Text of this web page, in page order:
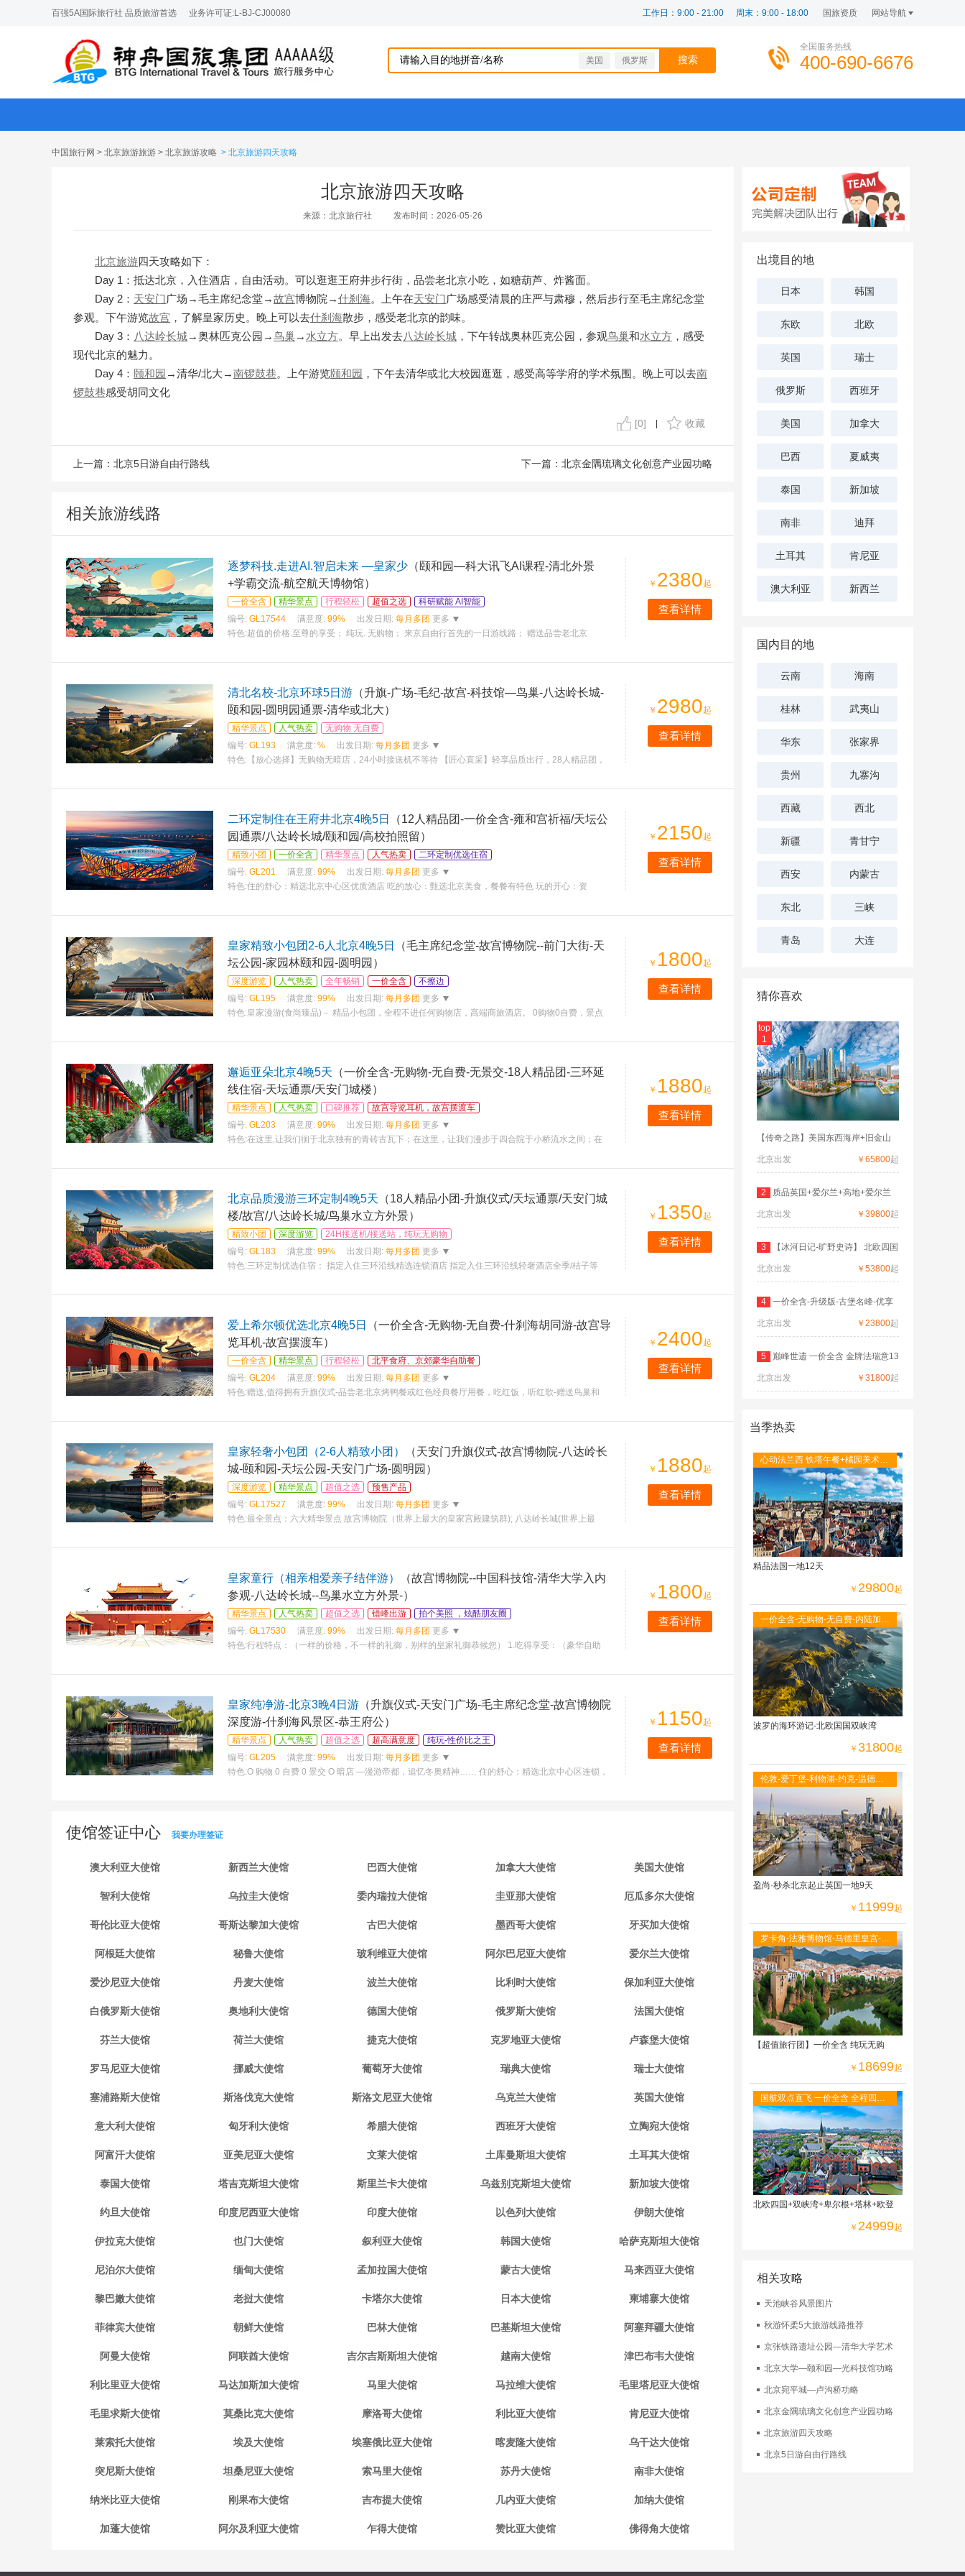
百强5A国际旅行社 品质旅游首选 业务许可证:L-BJ-CJ00080 网站导航
国旅资质
工作日：9:00 - 21:00 周末：9:00 - 18:00
美国 俄罗斯
全国服务热线
400-690-6676
中国旅行网 > 北京旅游旅游 > 北京旅游攻略 > 北京旅游四天攻略
北京旅游四天攻略
来源：北京旅行社 发布时间：2026-05-26
北京旅游四天攻略如下：
Day 1：抵达北京，入住酒店，自由活动。可以逛逛王府井步行街，品尝老北京小吃，如糖葫芦、炸酱面。
Day 2： 天安门广场→毛主席纪念堂→故宫博物院→什刹海。上午在天安门广场感受清晨的庄严与肃穆，然后步行至毛主席纪念堂
参观。下午游览故宫 ，了解皇家历史。晚上可以去什刹海散步，感受老北京的韵味。
Day 3： 八达岭长城→奥林匹克公园→鸟巢→ 水立方。早上出发去八达岭长城 ，下午转战奥林匹克公园，参观鸟巢和水立方 ，感受
现代北京的魅力。
Day 4： 颐和园 →清华/北大→南锣鼓巷。上午游览颐和园 ，下午去清华或北大校园逛逛，感受高等学府的学术氛围。晚上可以去南
锣鼓巷感受胡同文化
[0] 收藏
上一篇： 北京5日游自由行路线 下一篇： 北京金隅琉璃文化创意产业园功略
相关旅游线路
逐梦科技.走进AI.智启未来 —皇家少 （颐和园—科大讯飞AI课程-清北外景
+学霸交流-航空航天博物馆）
一价全含 精华景点 行程轻松 超值之选
科研赋能 AI智能
编号: GL17544 满意度: 99% 出发日期: 每月多团 更多
特色:超值的价格.至尊的享受； 纯玩. 无购物； 来京自由行首先的一日游线路； 赠送品尝老北京
￥ 2380起
查看详情
清北名校-北京环球5日游 （升旗-广场-毛纪-故宫-科技馆—鸟巢-八达岭长城-
颐和园-圆明园通票-清华或北大）
精华景点 人气热卖
无购物 无自费
编号: GL193 满意度: % 出发日期: 每月多团 更多
特色: 【放心选择】无购物无暗店，24小时接送机不等待 【匠心直采】轻享品质出行，28人精品团，
￥ 2980起
查看详情
二环定制住在王府井北京4晚5日
（12人精品团-一价全含-雍和宫祈福/天坛公
园通票/八达岭长城/颐和园/高校拍照留）
精致小团 一价全含 精华景点 人气热卖
二环定制优选住宿
编号: GL201 满意度: 99% 出发日期: 每月多团 更多
特色:住的舒心：精选北京中心区优质酒店 吃的放心：甄选北京美食，餐餐有特色 玩的开心：资
￥ 2150起
查看详情
皇家精致小包团2-6人北京4晚5日
（毛主席纪念堂-故宫博物院--前门大街-天
坛公园-家园林颐和园-圆明园）
深度游览 人气热卖 全年畅销 一价全含
不擦边
编号: GL195 满意度: 99% 出发日期: 每月多团 更多
特色:皇家漫游(食尚臻品)－ 精品小包团，全程不进任何购物店，高端商旅酒店。 0购物0自费，景点
￥ 1800起
查看详情
邂逅亚朵北京4晚5天 （一价全含-无购物-无自费-无景交-18人精品团-三环延
线住宿-天坛通票/天安门城楼）
精华景点 人气热卖 口碑推荐
故宫导览耳机，故宫摆渡车
编号: GL203 满意度: 99% 出发日期: 每月多团 更多
特色:在这里,让我们徊于北京独有的青砖古瓦下；在这里，让我们漫步于四合院于小桥流水之间；在
￥ 1880起
查看详情
北京品质漫游三环定制4晚5天 （18人精品小团-升旗仪式/天坛通票/天安门城
楼/故宫/八达岭长城/鸟巢水立方外景）
精致小团 深度游览
24H接送机/接送站，纯玩无购物
编号: GL183 满意度: 99% 出发日期: 每月多团 更多
特色:三环定制优选住宿： 指定入住三环沿线精选连锁酒店 指定入住三环沿线轻奢酒店全季/桔子等
￥ 1350起
查看详情
爱上希尔顿优选北京4晚5日
（一价全含-无购物-无自费-什刹海胡同游-故宫导
览耳机-故宫摆渡车）
一价全含 精华景点 行程轻松
北平食府、京郊豪华自助餐
编号: GL204 满意度: 99% 出发日期: 每月多团 更多
特色:赠送,值得拥有升旗仪式-品尝老北京烤鸭餐或红色经典餐厅用餐，吃红饭，听红歌-赠送鸟巢和
￥ 2400起
查看详情
皇家轻奢小包团（2-6人精致小团）
（天安门升旗仪式-故宫博物院-八达岭长
城-颐和园-天坛公园-天安门广场-圆明园）
深度游览 精华景点 超值之选
预售产品
编号: GL17527 满意度: 99% 出发日期: 每月多团 更多
特色:最全景点：六大精华景点 故宫博物院（世界上最大的皇家宫殿建筑群); 八达岭长城(世界上最
￥ 1880起
查看详情
皇家童行（相亲相爱亲子结伴游）
（故宫博物院--中国科技馆-清华大学入内
参观-八达岭长城--鸟巢水立方外景-）
精华景点 人气热卖 超值之选 错峰出游
拍个美照 ，炫酷朋友圈
编号: GL17530 满意度: 99% 出发日期: 每月多团 更多
特色:行程特点：（一样的价格，不一样的礼御，别样的皇家礼御恭候您） 1.吃得享受：（豪华自助
￥ 1800起
查看详情
皇家纯净游-北京3晚4日游 （升旗仪式-天安门广场-毛主席纪念堂-故宫博物院
深度游-什刹海风景区-恭王府公）
精华景点 人气热卖 超值之选 超高满意度
纯玩-性价比之王
编号: GL205 满意度: 99% 出发日期: 每月多团 更多
特色:O 购物 0 自费 0 景交 O 暗店 —漫游帝都，追忆冬奥精神…… 住的舒心：精选北京中心区连锁，
￥ 1150起
查看详情
使馆签证中心 我要办理签证
澳大利亚大使馆 新西兰大使馆 巴西大使馆 加拿大大使馆 美国大使馆
智利大使馆 乌拉圭大使馆 委内瑞拉大使馆 圭亚那大使馆 厄瓜多尔大使馆
哥伦比亚大使馆 哥斯达黎加大使馆 古巴大使馆 墨西哥大使馆 牙买加大使馆
阿根廷大使馆 秘鲁大使馆 玻利维亚大使馆 阿尔巴尼亚大使馆 爱尔兰大使馆
爱沙尼亚大使馆 丹麦大使馆 波兰大使馆 比利时大使馆 保加利亚大使馆
白俄罗斯大使馆 奥地利大使馆 德国大使馆 俄罗斯大使馆 法国大使馆
芬兰大使馆 荷兰大使馆 捷克大使馆 克罗地亚大使馆 卢森堡大使馆
罗马尼亚大使馆 挪威大使馆 葡萄牙大使馆 瑞典大使馆 瑞士大使馆
塞浦路斯大使馆 斯洛伐克大使馆 斯洛文尼亚大使馆 乌克兰大使馆 英国大使馆
意大利大使馆 匈牙利大使馆 希腊大使馆 西班牙大使馆 立陶宛大使馆
阿富汗大使馆 亚美尼亚大使馆 文莱大使馆 土库曼斯坦大使馆 土耳其大使馆
泰国大使馆 塔吉克斯坦大使馆 斯里兰卡大使馆 乌兹别克斯坦大使馆 新加坡大使馆
约旦大使馆 印度尼西亚大使馆 印度大使馆 以色列大使馆 伊朗大使馆
伊拉克大使馆 也门大使馆 叙利亚大使馆 韩国大使馆 哈萨克斯坦大使馆
尼泊尔大使馆 缅甸大使馆 孟加拉国大使馆 蒙古大使馆 马来西亚大使馆
黎巴嫩大使馆 老挝大使馆 卡塔尔大使馆 日本大使馆 柬埔寨大使馆
菲律宾大使馆 朝鲜大使馆 巴林大使馆 巴基斯坦大使馆 阿塞拜疆大使馆
阿曼大使馆 阿联酋大使馆 吉尔吉斯斯坦大使馆 越南大使馆 津巴布韦大使馆
利比里亚大使馆 马达加斯加大使馆 马里大使馆 马拉维大使馆 毛里塔尼亚大使馆
毛里求斯大使馆 莫桑比克大使馆 摩洛哥大使馆 利比亚大使馆 肯尼亚大使馆
莱索托大使馆 埃及大使馆 埃塞俄比亚大使馆 喀麦隆大使馆 乌干达大使馆
突尼斯大使馆 坦桑尼亚大使馆 索马里大使馆 苏丹大使馆 南非大使馆
纳米比亚大使馆 刚果布大使馆 吉布提大使馆 几内亚大使馆 加纳大使馆
加蓬大使馆 阿尔及利亚大使馆 乍得大使馆 赞比亚大使馆 佛得角大使馆
出境目的地
日本 韩国
东欧 北欧
英国 瑞士
俄罗斯 西班牙
美国 加拿大
巴西 夏威夷
泰国 新加坡
南非 迪拜
土耳其 肯尼亚
澳大利亚 新西兰
国内目的地
云南 海南
桂林 武夷山
华东 张家界
贵州 九寨沟
西藏 西北
新疆 青甘宁
西安 内蒙古
东北 三峡
青岛 大连
猜你喜欢
top
1
【传奇之路】美国东西海岸+旧金山
北京出发 ￥65800起
2 质品英国+爱尔兰+高地+爱尔兰
深度
北京出发 ￥39800起
3 【冰河日记-旷野史诗】 北欧四国
双
北京出发 ￥53800起
4 一价全含-升级版-古堡名峰-优享
德
北京出发 ￥23800起
5 巅峰世遗 一价全含 金牌法瑞意13
日
北京出发 ￥31800起
当季热卖
心动法兰西 铁塔午餐+橘园美术馆
+圣米歇尔山+图卢茨航空馆+卡尔
卡松城堡
精品法国一地12天
￥ 29800起
一价全含-无购物-无自费-内陆加飞
不走回头路-双点进出-峡湾游船-观
光小火车
波罗的海环游记-北欧国国双峡湾
￥ 31800起
伦敦-爱丁堡-利物浦-约克-温德米
尔湖区-牛津大学-莎士比亚故居-伦
敦自由活动
盈尚·秒杀北京起止英国一地9天
￥ 11999起
罗卡角-法雅博物馆-马德里皇宫-阿
尔罕布拉宫-古城托莱多-全程当地
四星级酒店
【超值旅行团】一价全含 纯玩无购
￥ 18699起
国航双点直飞 一价全含 全程四星
酒店 免费WIFI 二人游轮内舱 六菜
一汤
北欧四国+双峡湾+卑尔根+塔林+欧登
￥ 24999起
相关攻略
天池峡谷风景图片
秋游怀柔5大旅游线路推荐
京张铁路遗址公园—清华大学艺术
北京大学—颐和园—光科技馆功略
北京宛平城—卢沟桥功略
北京金隅琉璃文化创意产业园功略
北京旅游四天攻略
北京5日游自由行路线